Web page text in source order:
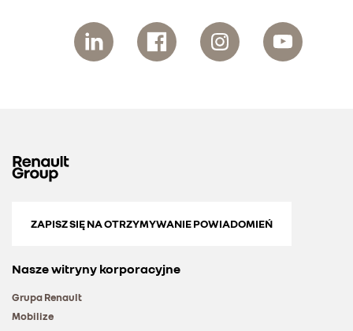
ZAPISZ SIĘ NA OTRZYMYWANIE POWIADOMIEŃ
Nasze witryny korporacyjne
Grupa Renault
Mobilize